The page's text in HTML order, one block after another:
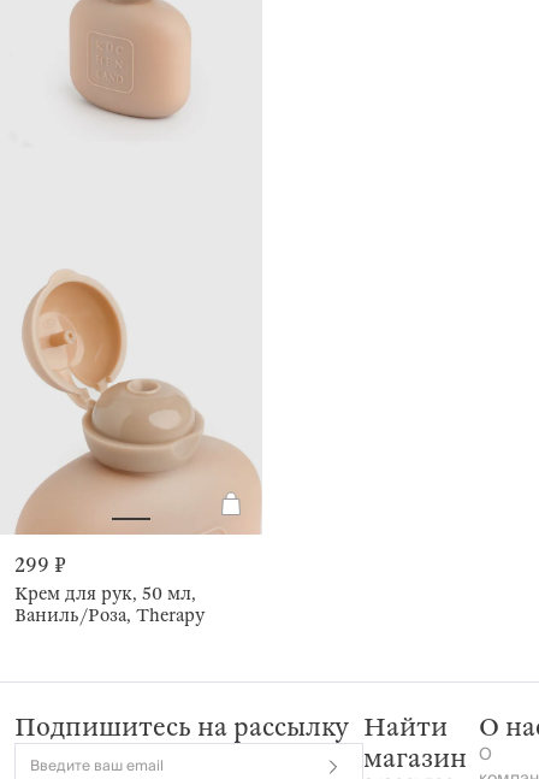
299 ₽
Крем для рук, 50 мл,
Ваниль/Роза, Therapy
Подпишитесь на рассылку
Введите ваш email
Найти
магазин
О
О